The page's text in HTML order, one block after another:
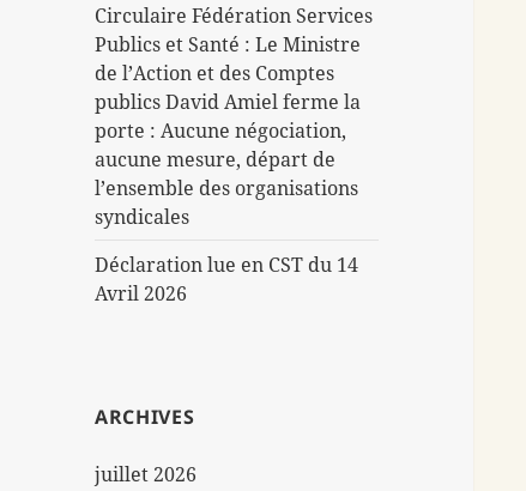
Circulaire Fédération Services
Publics et Santé : Le Ministre
de l’Action et des Comptes
publics David Amiel ferme la
porte : Aucune négociation,
aucune mesure, départ de
l’ensemble des organisations
syndicales
Déclaration lue en CST du 14
Avril 2026
ARCHIVES
juillet 2026